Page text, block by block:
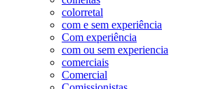
colorretal
com e sem experiência
Com experiência
com ou sem experiencia
comerciais
Comercial